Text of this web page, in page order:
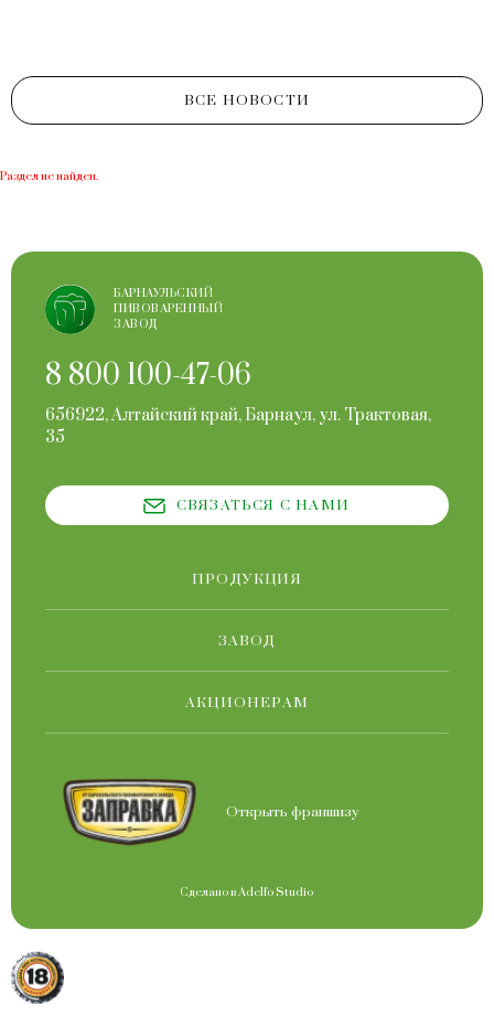
ВСЕ НОВОСТИ
Раздел не найден.
БАРНАУЛЬСКИЙ
ПИВОВАРЕННЫЙ
ЗАВОД
8 800 100-47-06
656922, Алтайский край, Барнаул, ул. Трактовая,
35
СВЯЗАТЬСЯ С НАМИ
ПРОДУКЦИЯ
ЗАВОД
АКЦИОНЕРАМ
Открыть франшизу
Сделано вAdelfo Studio